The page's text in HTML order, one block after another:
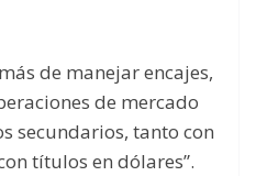
de manejar encajes,
de mercado
secundarios, tanto con
títulos en dólares”.